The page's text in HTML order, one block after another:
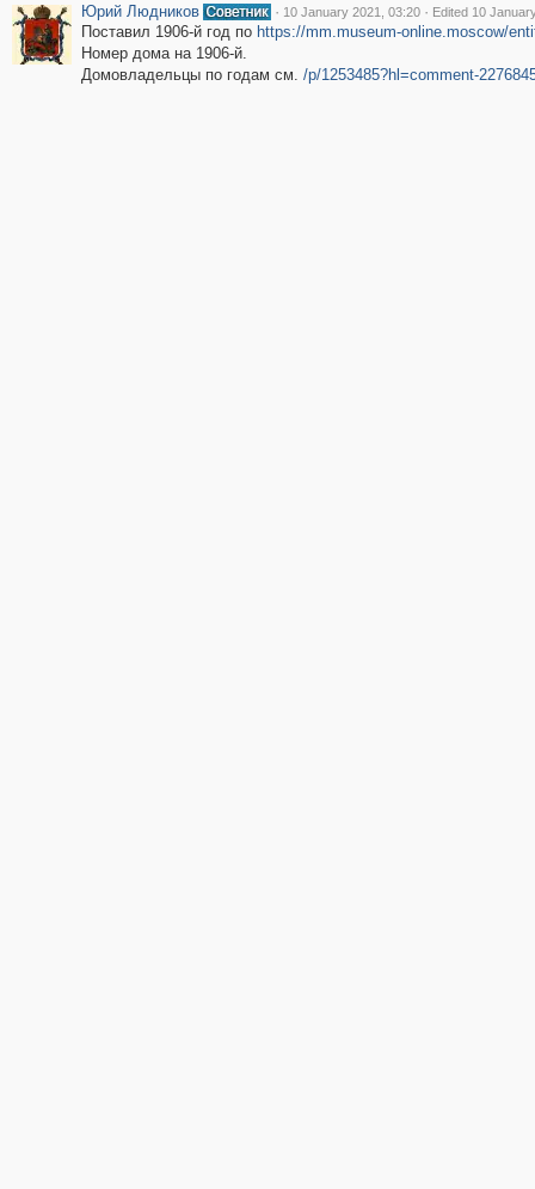
Юрий Людников
· 10 January 2021, 03:20 · Edited 10
Поставил 1906-й год по https://mm.museum-online.moscow/
Номер дома на 1906-й.
Домовладельцы по годам см. /p/1253485?hl=comment-